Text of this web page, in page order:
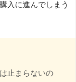
入に進んでしまう
止まらないの